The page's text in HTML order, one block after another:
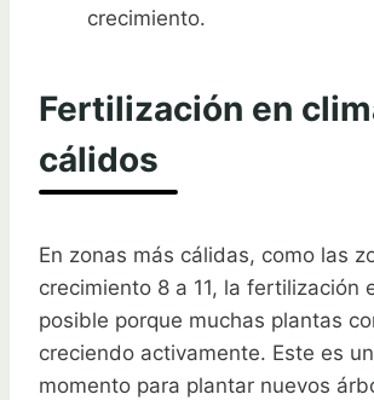
crecimiento.
Fertilización en
cálidos
En zonas más cálidas, como las
crecimiento 8 a 11, la fertilización
posible porque muchas plantas
creciendo activamente. Este es
momento para plantar nuevos